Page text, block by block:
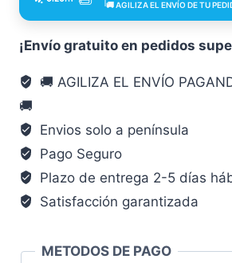
C88
Niquelado
cantidad
🚚 AGILIZA EL ENVÍO DE TU
¡Envío gratuito en pedidos
🚚 AGILIZA EL ENVÍO
🚚
Envios solo a península
Pago Seguro
Plazo de entrega 2-5 días
Satisfacción garantizada
METODOS DE PAGO